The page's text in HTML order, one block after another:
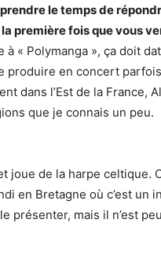
le temps de
première fois que vous
à « Polymanga », ça doit
produire en concert
dans l’Est de la France,
que je connais un peu.
joue de la harpe celtique.
en Bretagne où c’est un
présenter, mais il n’est